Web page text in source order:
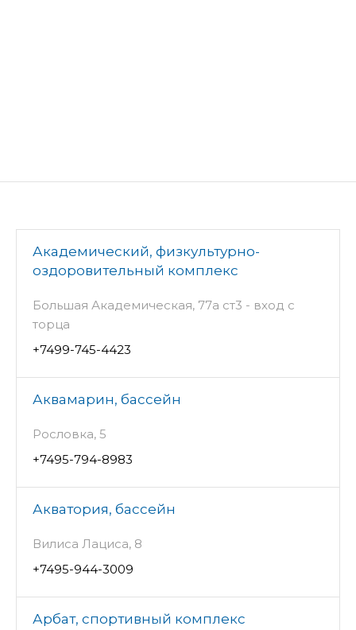
Академический, физкультурно-
оздоровительный комплекс
Большая Академическая, 77а ст3 - вход с
торца
+7499-745-4423
Аквамарин, бассейн
Рословка, 5
+7495-794-8983
Акватория, бассейн
Вилиса Лациса, 8
+7495-944-3009
Арбат, спортивный комплекс